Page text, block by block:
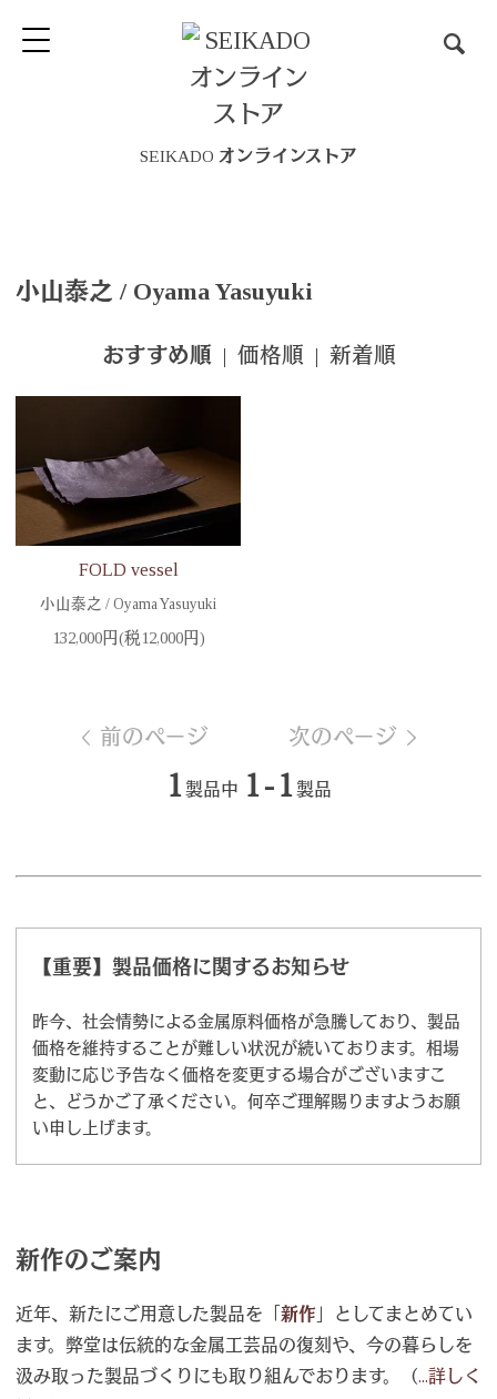
SEIKADO オンラインストア
小山泰之 / Oyama Yasuyuki
おすすめ順 | 価格順 | 新着順
FOLD vessel
小山泰之 / Oyama Yasuyuki
132,000円(税12,000円)
前のページ 次のページ
1 製品中 1-1 製品
【重要】製品価格に関するお知らせ
昨今、社会情勢による金属原料価格が急騰しており、製品
価格を維持することが難しい状況が続いております。相場
変動に応じ予告なく価格を変更する場合がございますこ
と、どうかご了承ください。何卒ご理解賜りますようお願
い申し上げます。
新作のご案内
近年、新たにご用意した製品を「 新作 」としてまとめてい
ます。弊堂は伝統的な金属工芸品の復刻や、今の暮らしを
汲み取った製品づくりにも取り組んでおります。（...詳しく